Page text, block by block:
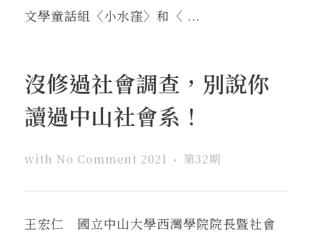
文學童話組〈小水窪〉和〈 ...
沒修過社會調查，別說你
讀過中山社會系！
with No Comment 2021 第32期
王宏仁 國立中山大學西灣學院院長暨社會